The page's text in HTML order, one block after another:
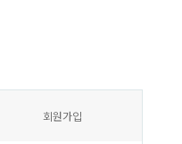
회원가입